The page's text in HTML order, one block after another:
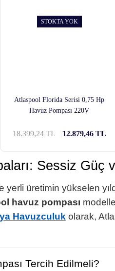
STOKTA YOK
Atlaspool Florida Serisi 0,75 Hp
Havuz Pompası 220V
18.399,24 TL 12.879,46 TL
Sessiz Güç
üretimin yükselen
havuz pompası
Havuzculuk olarak,
Tercih Edilmeli?